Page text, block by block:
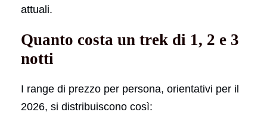
attuali.
Quanto costa un trek di 1, 2 e 3
notti
I range di prezzo per persona, orientativi per il
2026, si distribuiscono così: